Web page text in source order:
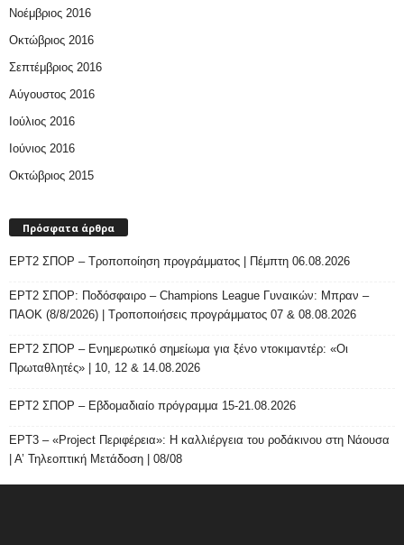
Νοέμβριος 2016
Οκτώβριος 2016
Σεπτέμβριος 2016
Αύγουστος 2016
Ιούλιος 2016
Ιούνιος 2016
Οκτώβριος 2015
Πρόσφατα άρθρα
ΕΡΤ2 ΣΠΟΡ – Τροποποίηση προγράμματος | Πέμπτη 06.08.2026
ΕΡΤ2 ΣΠΟΡ: Ποδόσφαιρο – Champions League Γυναικών: Μπραν –
ΠΑΟΚ (8/8/2026) | Τροποποιήσεις προγράμματος 07 & 08.08.2026
ΕΡΤ2 ΣΠΟΡ – Ενημερωτικό σημείωμα για ξένο ντοκιμαντέρ: «Οι
Πρωταθλητές» | 10, 12 & 14.08.2026
ΕΡΤ2 ΣΠΟΡ – Εβδομαδιαίο πρόγραμμα 15-21.08.2026
ΕΡΤ3 – «Project Περιφέρεια»: Η καλλιέργεια του ροδάκινου στη Νάουσα
| Α’ Τηλεοπτική Μετάδοση | 08/08